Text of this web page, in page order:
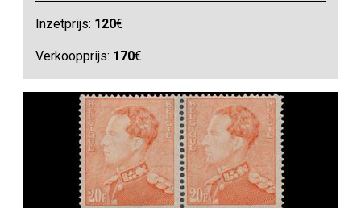
Inzetprijs: 120€
Verkoopprijs: 170€